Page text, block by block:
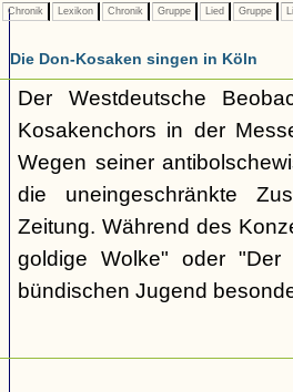
Chronik Lexikon Chronik Gruppe Lied Gruppe
Die Don-Kosaken singen in Köln
Der Westdeutsche
Kosakenchors in der
Wegen seiner
die uneingeschränkte
Zeitung. Während des
goldige Wolke" oder
bündischen Jugend